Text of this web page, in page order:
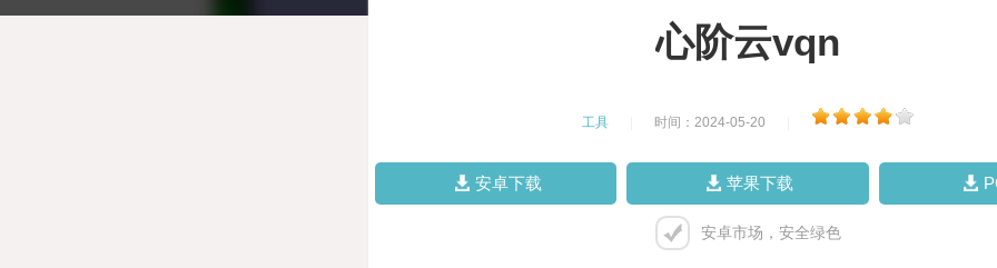
心阶云vqn
工具 时间：2024-05-20
安卓下载 苹果下载
安卓市场，安全绿色